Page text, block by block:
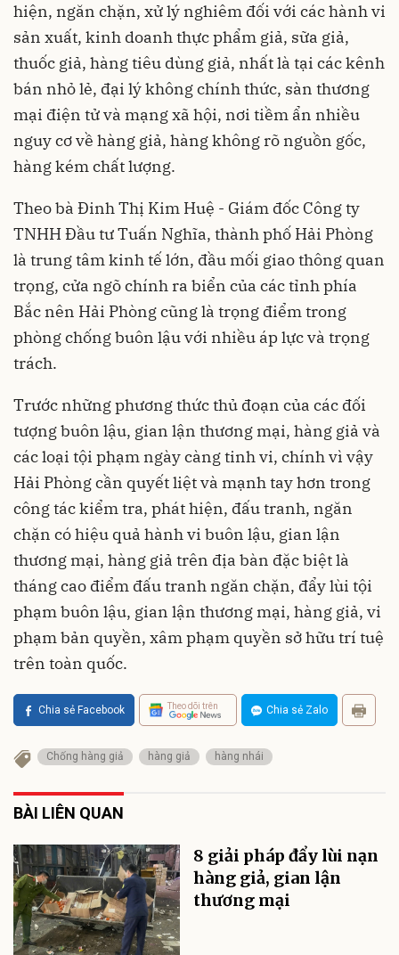
hiện, ngăn chặn, xử lý nghiêm đối với các hành vi
sản xuất, kinh doanh thực phẩm giả, sữa giả,
thuốc giả, hàng tiêu dùng giả, nhất là tại các kênh
bán nhỏ lẻ, đại lý không chính thức, sàn thương
mại điện tử và mạng xã hội, nơi tiềm ẩn nhiều
nguy cơ về hàng giả, hàng không rõ nguồn gốc,
hàng kém chất lượng.
Theo bà Đinh Thị Kim Huệ - Giám đốc Công ty
TNHH Đầu tư Tuấn Nghĩa, thành phố Hải Phòng
là trung tâm kinh tế lớn, đầu mối giao thông quan
trọng, cửa ngõ chính ra biển của các tỉnh phía
Bắc nên Hải Phòng cũng là trọng điểm trong
phòng chống buôn lậu với nhiều áp lực và trọng
trách.
Trước những phương thức thủ đoạn của các đối
tượng buôn lậu, gian lận thương mại, hàng giả và
các loại tội phạm ngày càng tinh vi, chính vì vậy
Hải Phòng cần quyết liệt và mạnh tay hơn trong
công tác kiểm tra, phát hiện, đấu tranh, ngăn
chặn có hiệu quả hành vi buôn lậu, gian lận
thương mại, hàng giả trên địa bàn đặc biệt là
tháng cao điểm đấu tranh ngăn chặn, đẩy lùi tội
phạm buôn lậu, gian lận thương mại, hàng giả, vi
phạm bản quyền, xâm phạm quyền sở hữu trí tuệ
trên toàn quốc.
Chia sẻ Facebook Theo dõi trên Chia sẻ Zalo
Chống hàng giả hàng giả hàng nhái
BÀI LIÊN QUAN
8 giải pháp đẩy lùi nạn
hàng giả, gian lận
thương mại